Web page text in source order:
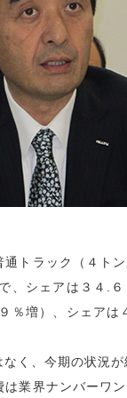
トラック（４ト
、シェアは３４.
％増）、シェアは
く、今期の状況が
業界ナンバーワ